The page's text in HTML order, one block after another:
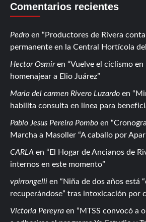
Comentarios recientes
Pedro en
Productores de Rivera
permanente en la Central Hortícola
Hector Osmiren
Vuelve el ciclismo en
homenajear a Elio Juárez
Maria del carmen Rivero Luzardo en
habilita consulta en línea para
Pablo Jesus Pereira Pombo en
Marcha a Masoller “A caballo por
CARLA en
El Hogar de Ancianos de
internos en este momento
vpirrongelli en
Niña de dos años está
recuperándose” tras intoxicación por
Victoria Pereyra en
MTSS convocó a